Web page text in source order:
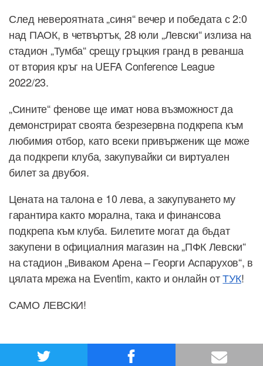
След невероятната „синя“ вечер и победата с 2:0
над ПАОК, в четвъртък, 28 юли „Левски“ излиза на
стадион „Тумба“ срещу гръцкия гранд в реванша
от втория кръг на UEFA Conference League
2022/23.
„Сините“ фенове ще имат нова възможност да
демонстрират своята безрезервна подкрепа към
любимия отбор, като всеки привърженик ще може
да подкрепи клуба, закупувайки си виртуален
билет за двубоя.
Цената на талона е 10 лева, а закупуването му
гарантира както морална, така и финансова
подкрепа към клуба. Билетите могат да бъдат
закупени в официалния магазин на „ПФК Левски“
на стадион „Виваком Арена – Георги Аспарухов“, в
цялата мрежа на Eventim, както и онлайн отТУК!
САМО ЛЕВСКИ!